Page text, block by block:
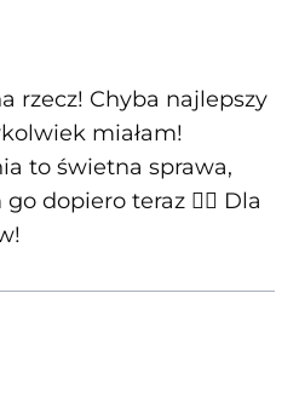
5 gwiazdek
rzecz! Chyba najlepszy
miałam!
to świetna sprawa,
dopiero teraz 🤷‍♀️ Dla